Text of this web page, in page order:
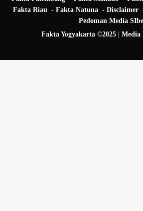
Fakta Riau
Fakta Natuna Disclaimer
Pedoman Media
Fakta Yogyakarta ©2025 |